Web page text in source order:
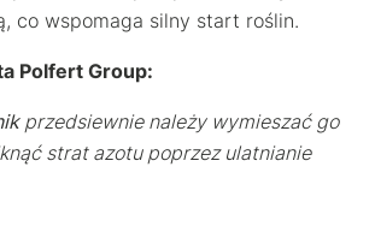
co wspomaga silny start roślin.
Polfert Group:
przedsiewnie należy wymieszać go
strat azotu poprzez ulatnianie